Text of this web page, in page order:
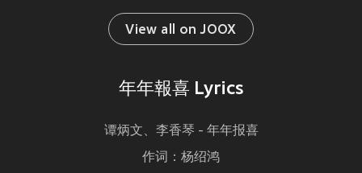
View all on JOOX
年年報喜 Lyrics
谭炳文、李香琴 - 年年报喜
作词：杨绍鸿